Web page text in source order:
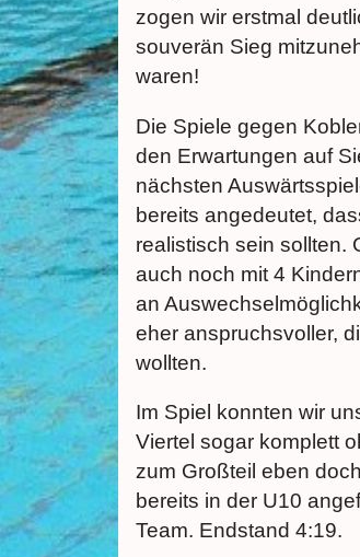
zogen wir erstmal
souverän Sieg
waren!
Die Spiele gegen
den Erwartungen auf
nächsten
bereits angedeutet,
realistisch sein sollten.
auch noch mit 4
an
eher anspruchsvoller,
wollten.
Im Spiel konnten wir
Viertel sogar komplett
zum Großteil eben
bereits in der U10
Team. Endstand 4:19.